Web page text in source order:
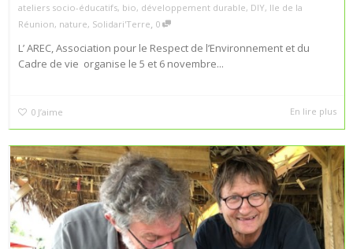
ateliers socio-éducatifs, bio, développement durable, DIY, Ile de la
Réunion, nature, Solidari'Terre, 0
L’ AREC, Association pour le Respect de l’Environnement et du
Cadre de vie organise le 5 et 6 novembre...
0 J’aime En lire plus